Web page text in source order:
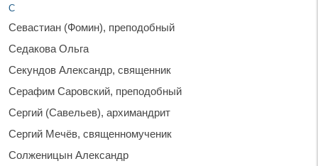
С
Севастиан (Фомин), преподобный
Седакова Ольга
Секундов Александр, священник
Серафим Саровский, преподобный
Сергий (Савельев), архимандрит
Сергий Мечёв, священномученик
Солженицын Александр